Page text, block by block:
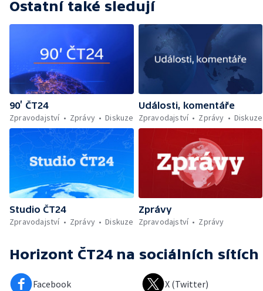
Ostatní také sledují
90’ ČT24
Zpravodajství
Zprávy Diskuze
Události, komentáře
Zpravodajství
Zprávy Diskuze
Studio ČT24
Zpravodajství
Zprávy Diskuze
Zprávy
Zpravodajství
Zprávy
Horizont ČT24 na sociálních sítích
Facebook X (Twitter)